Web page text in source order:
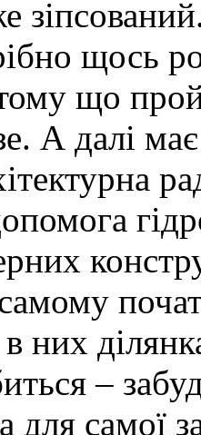
щось
що
А далі
них
–
для самої